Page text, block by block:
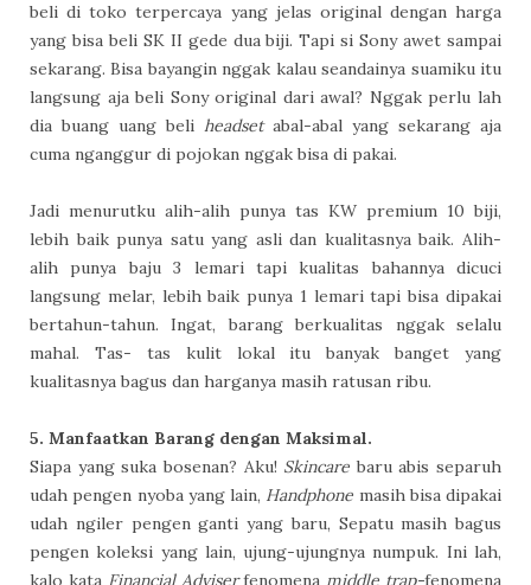
beli di toko terpercaya yang jelas original dengan harga
yang bisa beli SK II gede dua biji. Tapi si Sony awet sampai
sekarang. Bisa bayangin nggak kalau seandainya suamiku itu
langsung aja beli Sony original dari awal? Nggak perlu lah
dia buang uang beli headsetabal-abal yang sekarang aja
cuma nganggur di pojokan nggak bisa di pakai.
Jadi menurutku alih-alih punya tas KW premium 10 biji,
lebih baik punya satu yang asli dan kualitasnya baik. Alih-
alih punya baju 3 lemari tapi kualitas bahannya dicuci
langsung melar, lebih baik punya 1 lemari tapi bisa dipakai
bertahun-tahun. Ingat, barang berkualitas nggak selalu
mahal. Tas- tas kulit lokal itu banyak banget yang
kualitasnya bagus dan harganya masih ratusan ribu.
5. Manfaatkan Barang dengan Maksimal.
Siapa yang suka bosenan? Aku! Skincare baru abis separuh
udah pengen nyoba yang lain, Handphone masih bisa dipakai
udah ngiler pengen ganti yang baru, Sepatu masih bagus
pengen koleksi yang lain, ujung-ujungnya numpuk. Ini lah,
kalo kata Financial Adviserfenomenamiddle trap-fenomena